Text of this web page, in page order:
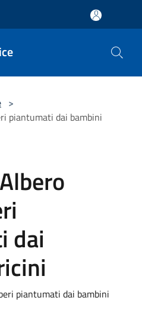
>
piantumati dai bambini
dai
piantumati dai bambini